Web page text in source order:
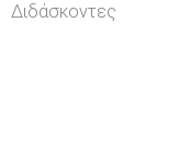
Διδάσκοντες